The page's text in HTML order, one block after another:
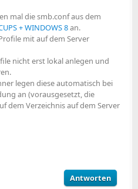
mal die smb.conf aus dem
+ WINDOWS 8an.
mit auf dem Server
nicht erst lokal anlegen und
legen diese automatisch bei
an (vorausgesetzt, die
dem Verzeichnis auf dem Server
Antworten